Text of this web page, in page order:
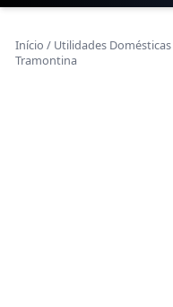
Início / Utilidades Domésticas
Tramontina